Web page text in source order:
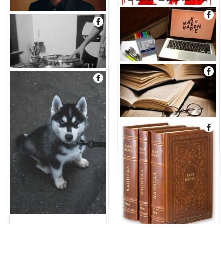
#биеэ авч явах соёл ширээний номоо
болгох
Нэмэх Биелүүлсэн
#эдийн засгийн наминчлал унших
Нэмэх Биелүүлсэн
#одиссей үзэх
Нэмэх Биелүүлсэн
#цагийг үр бүтээлтэй өнгөрөөх
Нэмэх Биелүүлсэн
#dj болох
Биелүүлсэн
#7 хоногт 4 өдөр номийн санд суух
Нэмэх Биелүүлсэн